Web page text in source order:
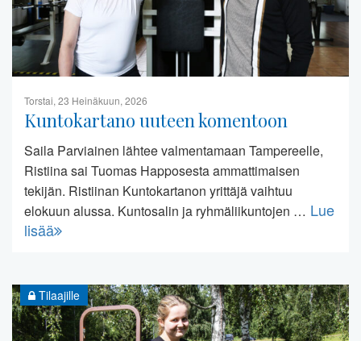
Torstai, 23 Heinäkuun, 2026
Kuntokartano uuteen komentoon
Saila Parviainen lähtee valmentamaan Tampereelle,
Ristiina sai Tuomas Happosesta ammattimaisen
tekijän. Ristiinan Kuntokartanon yrittäjä vaihtuu
elokuun alussa. Kuntosalin ja ryhmäliikuntojen … Lue
lisää
Tilaajille